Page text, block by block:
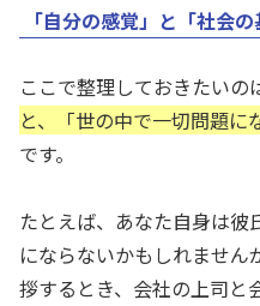
「自分の感覚」と「社会
ここで整理しておきたいの
と、「世の中で一切問題に
です。
たとえば、あなた自身は
にならないかもしれませ
拶するとき、会社の上司と